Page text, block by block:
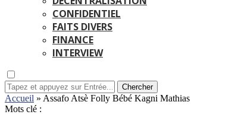
CONFIDENTIEL
FAITS DIVERS
FINANCE
INTERVIEW
Chercher
Accueil » Assafo Atsè Folly Bébé Kagni Mathias
Mots clé :